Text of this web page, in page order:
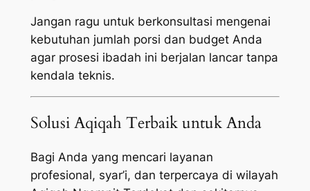
Jangan ragu untuk berkonsultasi mengenai
kebutuhan jumlah porsi dan budget Anda
agar prosesi ibadah ini berjalan lancar tanpa
kendala teknis.
Solusi Aqiqah Terbaik untuk Anda
Bagi Anda yang mencari layanan
profesional, syar’i, dan terpercaya di wilayah